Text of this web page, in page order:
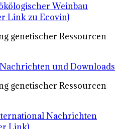
Weinbau
Link zu Ecovin)
genetischer Ressourcen
und Downloads
genetischer Ressourcen
Nachrichten